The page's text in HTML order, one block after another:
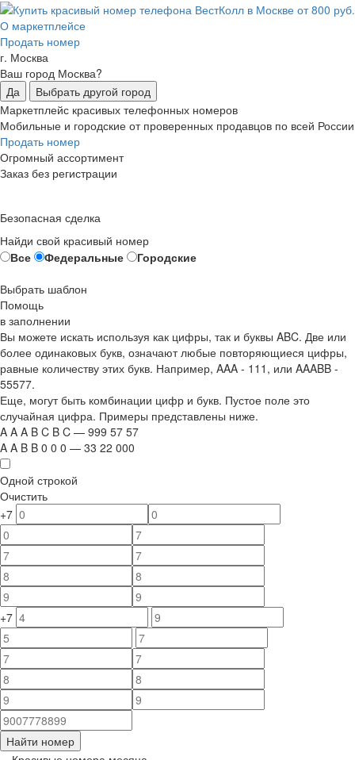
О маркетплейсе
Продать номер
г. Москва
Ваш город Москва?
Да
Выбрать другой город
Маркетплейс красивых телефонных номеров
Мобильные и городские от проверенных продавцов по всей России
Продать номер
Огромный ассортимент
Заказ без регистрации
Безопасная сделка
Найди свой красивый номер
Все
Федеральные
Городские
Выбрать шаблон
Помощь
в заполнении
Вы можете искать используя как цифры, так и буквы ABC. Две или
более одинаковых букв, означают любые повторяющиеся цифры,
равные количеству этих букв. Например, AAA - 111 , или AAABB -
55577.
Еще, могут быть комбинации цифр и букв. Пустое поле это
случайная цифра. Примеры представлены ниже.
A A A B C B C — 999 57 57
A A B B 0 0 0 — 33 22 000
Одной строкой
Очистить
+7
+7
Найти номер